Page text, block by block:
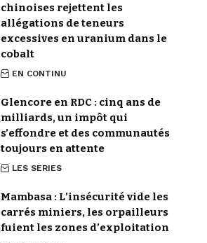
chinoises rejettent les
allégations de teneurs
excessives en uranium dans le
cobalt
EN CONTINU
Glencore en RDC : cinq ans de
milliards, un impôt qui
s’effondre et des communautés
toujours en attente
LES SERIES
Mambasa : L’insécurité vide les
carrés miniers, les orpailleurs
fuient les zones d’exploitation